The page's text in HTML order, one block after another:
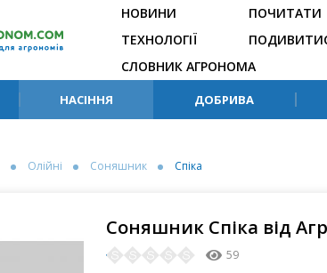
НОВИНИ
ТЕХНОЛОГІЇ
ПОЧИТАТИ
СЛОВНИК АГРОНОМА
НАСІННЯ ДОБРИВА
Олійні Соняшник Спіка
Соняшник Спіка від
59